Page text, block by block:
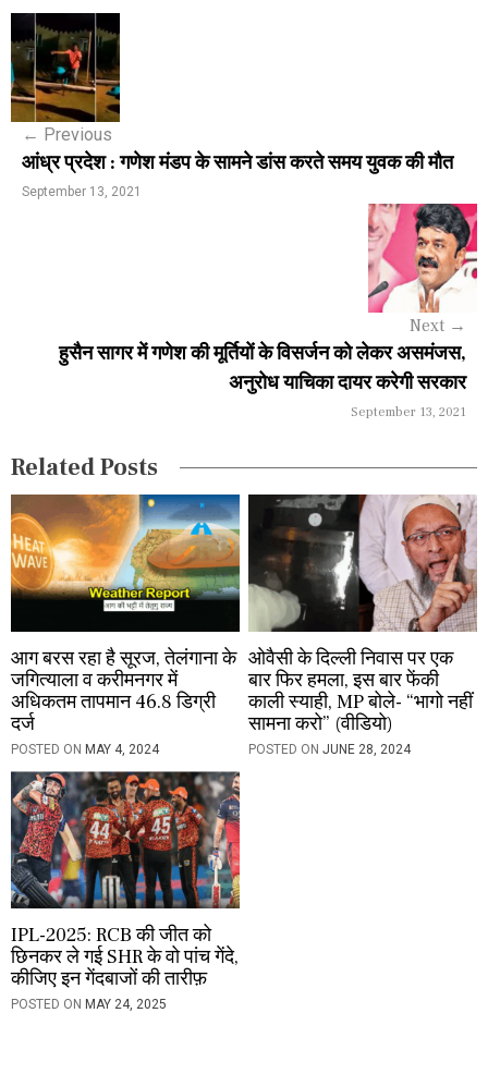
o
s
n
i
o
n
← Previous
आंध्र प्रदेश : गणेश मंडप के सामने डांस करते समय युवक की मौत
September 13, 2021
Next →
हुसैन सागर में गणेश की मूर्तियों के विसर्जन को लेकर असमंजस,
अनुरोध याचिका दायर करेगी सरकार
September 13, 2021
Related Posts
आग बरस रहा है सूरज, तेलंगाना के
जगित्याला व करीमनगर में
अधिकतम तापमान 46.8 डिग्री
दर्ज
POSTED ON MAY 4, 2024
ओवैसी के दिल्ली निवास पर एक
बार फिर हमला, इस बार फेंकी
काली स्याही, MP बोले- “भागो नहीं
सामना करो” (वीडियो)
POSTED ONJUNE 28, 2024
IPL-2025: RCB की जीत को
छिनकर ले गई SHR के वो पांच गेंदे,
कीजिए इन गेंदबाजों की तारीफ़
POSTED ON MAY 24, 2025